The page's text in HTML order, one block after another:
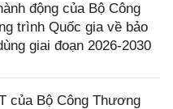
động của Bộ Công
trình Quốc gia về bảo
giai đoạn 2026-2030
của Bộ Công Thương